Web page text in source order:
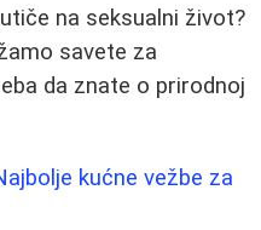
na seksualni život?
savete za
da znate o prirodnoj
kućne vežbe za